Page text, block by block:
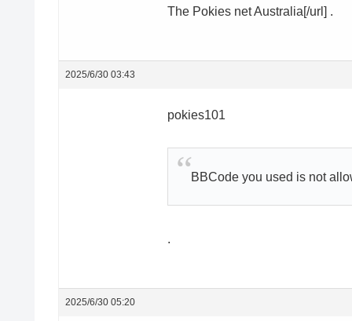
The Pokies net Australia[/url] .
2025/6/30 03:43
pokies101
BBCode you used is not
.
2025/6/30 05:20